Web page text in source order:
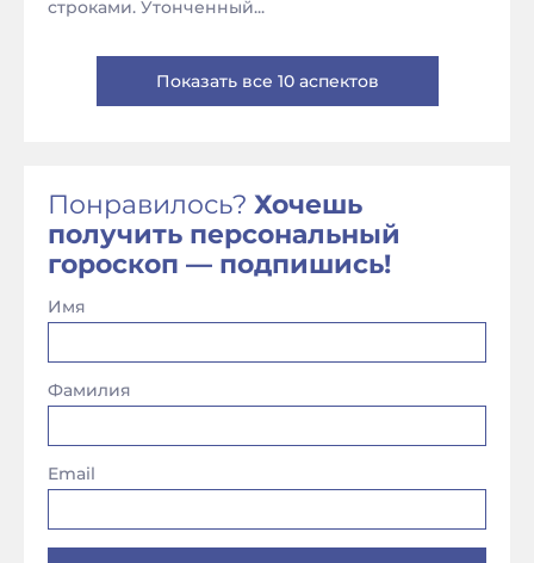
строками. Утонченный...
Показать все 10 аспектов
Понравилось? Хочешь
получить персональный
гороскоп — подпишись!
Имя
Фамилия
Email